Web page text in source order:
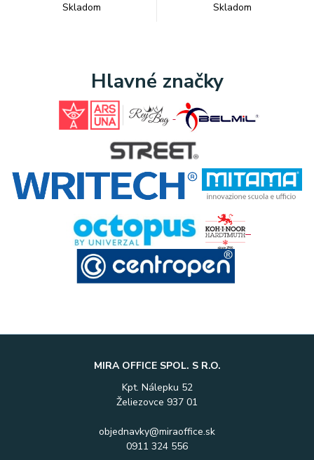
Skladom Skladom
Hlavné značky
MIRA OFFICE SPOL. S R.O.
Kpt. Nálepku 52
Želiezovce 937 01
objednavky@miraoffice.sk
0911 324 556